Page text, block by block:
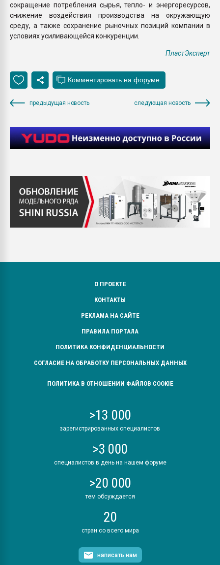
сокращение потребления сырья, тепло- и энергоресурсов,
снижение воздействия производства на окружающую
среду, а также сохранение рыночных позиций компании в
условиях усиливающейся конкуренции.
ПластЭксперт
предыдущая новость следующая новость
О ПРОЕКТЕ
КОНТАКТЫ
РЕКЛАМА НА САЙТЕ
ПРАВИЛА ПОРТАЛА
ПОЛИТИКА КОНФИДЕНЦИАЛЬНОСТИ
СОГЛАСИЕ НА ОБРАБОТКУ ПЕРСОНАЛЬНЫХ ДАННЫХ
ПОЛИТИКА В ОТНОШЕНИИ ФАЙЛОВ COOKIE
>13 000
зарегистрированных специалистов
>3 000
специалистов в день на нашем форуме
>20 000
тем обсуждается
20
стран со всего мира
написать нам